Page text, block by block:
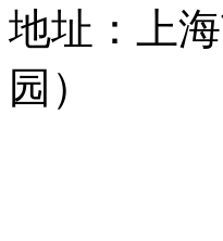
地址：上
园）